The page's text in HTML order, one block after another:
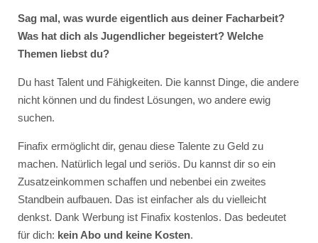
Sag mal, was wurde eigentlich aus deiner Facharbeit?
Was hat dich als Jugendlicher begeistert? Welche
Themen liebst du?
Du hast Talent und Fähigkeiten. Die kannst Dinge, die andere
nicht können und du findest Lösungen, wo andere ewig
suchen.
Finafix ermöglicht dir, genau diese Talente zu Geld zu
machen. Natürlich legal und seriös. Du kannst dir so ein
Zusatzeinkommen schaffen und nebenbei ein zweites
Standbein aufbauen. Das ist einfacher als du vielleicht
denkst. Dank Werbung ist Finafix kostenlos. Das bedeutet
für dich: kein Abo und keine Kosten.